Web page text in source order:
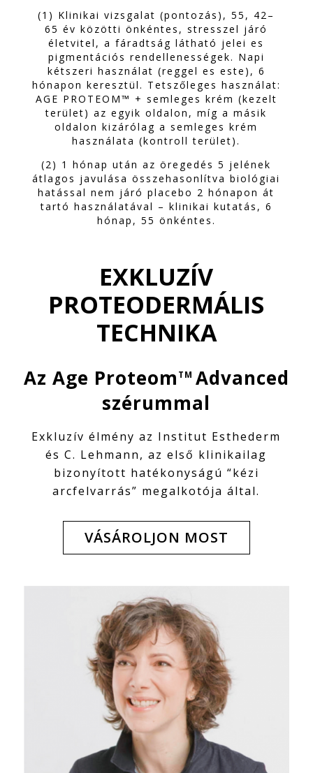
(1) Klinikai vizsgalat (pontozás), 55, 42–
65 év közötti önkéntes, stresszel járó
életvitel, a fáradtság látható jelei es
pigmentációs rendellenességek. Napi
kétszeri használat (reggel es este), 6
hónapon keresztül. Tetszőleges használat:
AGE PROTEOM™ + semleges krém (kezelt
terület) az egyik oldalon, míg a másik
oldalon kizárólag a semleges krém
használata (kontroll terület).
(2) 1 hónap után az öregedés 5 jelének
átlagos javulása összehasonlítva biológiai
hatással nem járó placebo 2 hónapon át
tartó használatával – klinikai kutatás, 6
hónap, 55 önkéntes.
EXKLUZÍV
PROTEODERMÁLIS
TECHNIKA
Az Age Proteom TM Advanced
szérummal
Exkluzív élmény az Institut Esthederm
és C. Lehmann, az első klinikailag
bizonyított hatékonyságú “kézi
arcfelvarrás” megalkotója által.
VÁSÁROLJON MOST